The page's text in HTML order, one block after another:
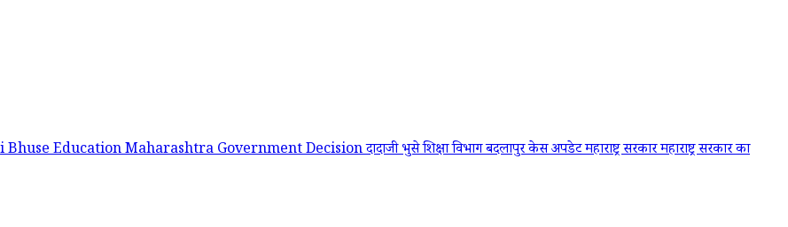
Bhuse EducationMaharashtra Government Decisionदादाजी भुसे शिक्षा विभागबदलापुर केस अपडेटमहाराष्ट्र सरकारमहाराष्ट्र सरकार का